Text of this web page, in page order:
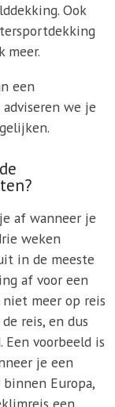
Ook
meer.
een
we je
af wanneer je
weken
in de meeste
af voor een
meer op reis
reis, en dus
Een voorbeeld is
je een
Europa,
een